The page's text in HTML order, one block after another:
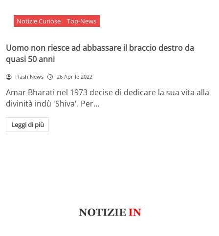
Notizie Curiose Top-News
Uomo non riesce ad abbassare il braccio destro da
quasi 50 anni
Flash News 26 Aprile 2022
Amar Bharati nel 1973 decise di dedicare la sua vita alla
divinità indù 'Shiva'. Per…
Leggi di più